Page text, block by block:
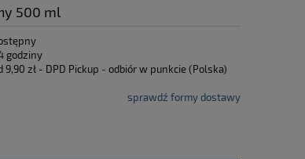
500 ml
godziny
9,90 zł - DPD Pickup - odbiór w punkcie (Polska)
sprawdź formy dostawy